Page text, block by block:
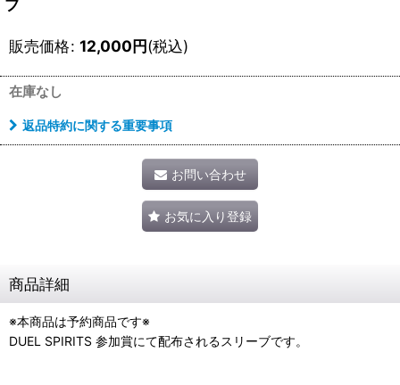
ブ
販売価格: 12,000円(税込)
在庫なし
返品特約に関する重要事項
お問い合わせ
お気に入り登録
商品詳細
※本商品は予約商品です※
DUEL SPIRITS 参加賞にて配布されるスリーブです。